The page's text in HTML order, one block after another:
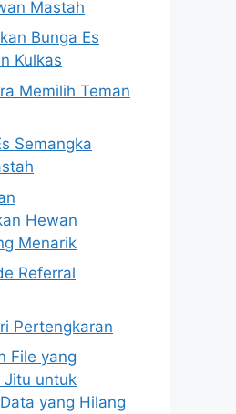
Mastah
Bunga Es
Kulkas
Memilih Teman
Semangka
Hewan
Menarik
Referral
Pertengkaran
File yang
Jitu untuk
yang Hilang